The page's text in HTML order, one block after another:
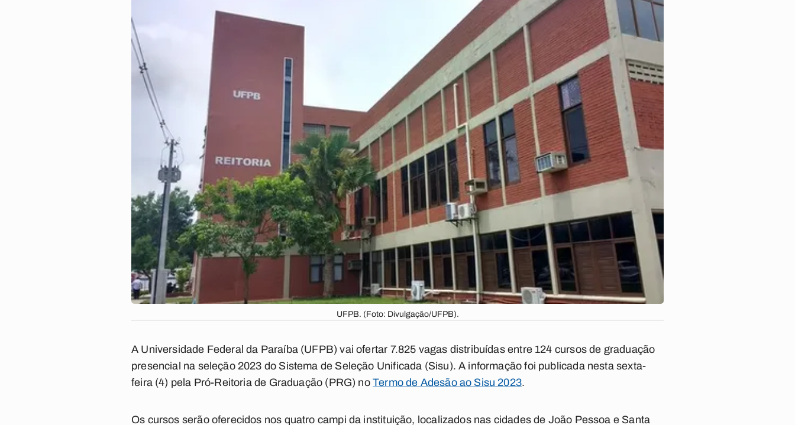
UFPB. (Foto: Divulgação/UFPB).
A Universidade Federal da Paraíba (UFPB) vai ofertar 7.825 vagas distribuídas entre 124 cursos de graduação
presencial na seleção 2023 do Sistema de Seleção Unificada (Sisu). A informação foi publicada nesta sexta-
feira (4) pela Pró-Reitoria de Graduação (PRG) no Termo de Adesão ao Sisu 2023.
Os cursos serão oferecidos nos quatro campi da instituição, localizados nas cidades de João Pessoa e Santa